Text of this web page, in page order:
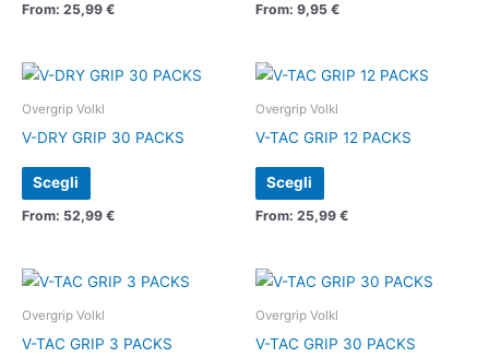
Le
essere
scelte
nella
pagina
del
prodotto
From: 25,99 €
Le
essere
scelte
nella
pagina
del
prodotto
From: 9,95 €
Overgrip Volkl
V-DRY GRIP 30 PACKS
Scegli
Questo
prodotto
ha
Le
essere
scelte
nella
From: 52,99 €
Overgrip Volkl
V-TAC GRIP 12 PACKS
Scegli
Questo
prodotto
ha
Le
essere
scelte
nella
From: 25,99 €
Overgrip Volkl
V-TAC GRIP 3 PACKS
Questo
prodotto
ha
Overgrip Volkl
V-TAC GRIP 30 PACKS
Questo
prodotto
ha